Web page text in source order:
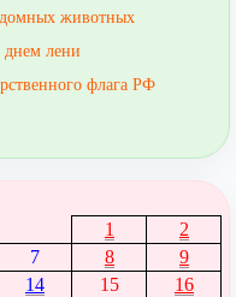
животных
днем лени
флага РФ
1
2
7 8
9
14 15
16